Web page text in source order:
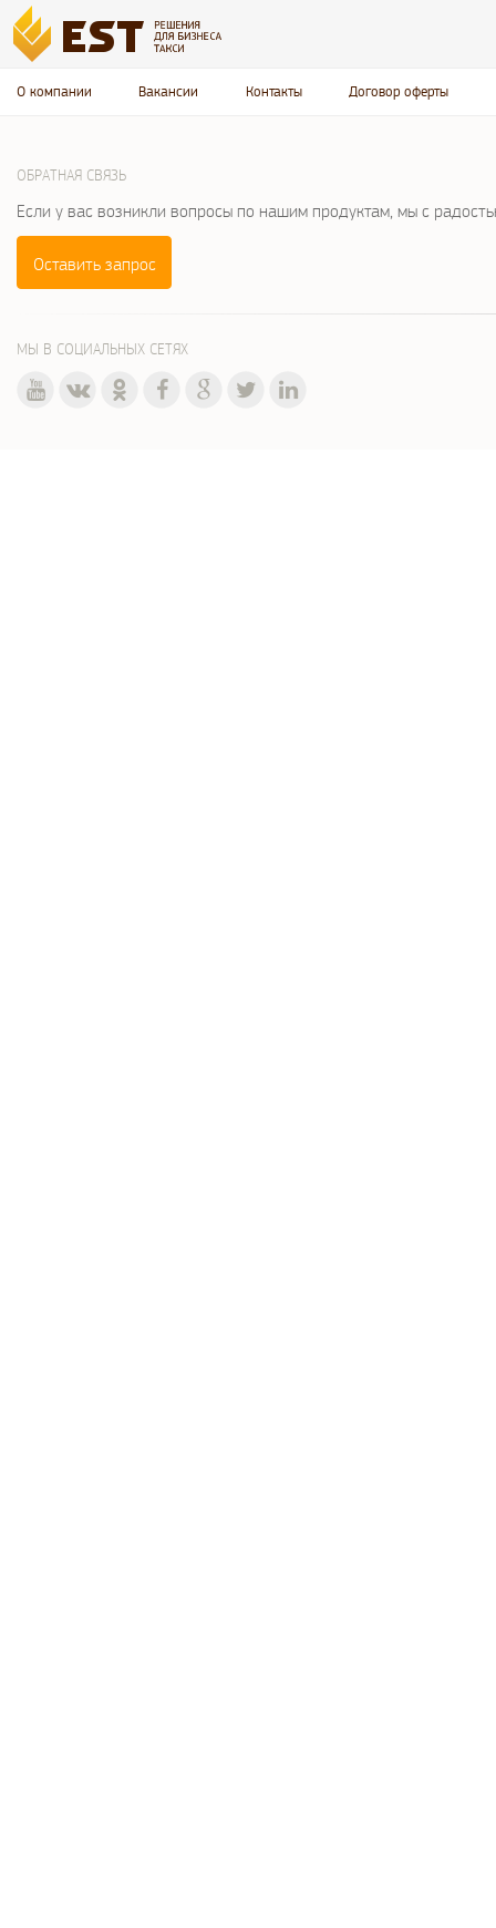
О компании Вакансии Контакты Договор оферты
ОБРАТНАЯ СВЯЗЬ
Если у вас возникли вопросы по нашим продуктам, мы с
Оставить запрос
МЫ В СОЦИАЛЬНЫХ СЕТЯХ